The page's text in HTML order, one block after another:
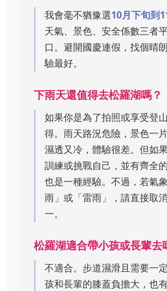
我會毫不猶豫選10月下旬到
天氣、景色、安全係數三者
口。避開國慶連假，找個晴
驗最好。
下雨天還值得去松羅湖嗎？
如果你是為了拍照或享受登
得。雨天路況危險，景色一
濕透又冷，體驗很差。但如
訓練或挑戰自己，並有齊全
也是一種經驗。不過，若氣
雨」或「雷雨」，請直接取
一。
松羅湖適合帶小孩或長輩去
不適合。步道濕滑且需要一
孩和長輩的膝蓋負擔大，也